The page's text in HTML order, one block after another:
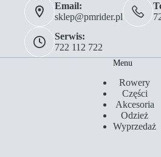
Email:
sklep@pmrider.pl
Serwis:
722 112 722
Menu
Rowery
Części
Akcesoria
Odzież
Wyprzedaż